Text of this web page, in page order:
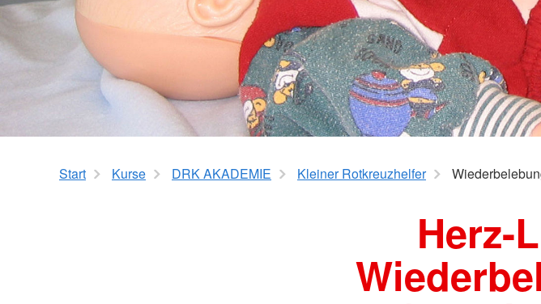
Sanitätsdienstausbildung
Betreuungseinrichtungen
Erste Hilfe für Vorschulkinder
Erste Hilfe für Pflegekräfte
Best Practice – Kurse für DRK-
Ausbilder*innen
Yoga 50plus
Start Kurse DRK AKADEMIE Kleiner Rotkreuzhelfer
Herz-